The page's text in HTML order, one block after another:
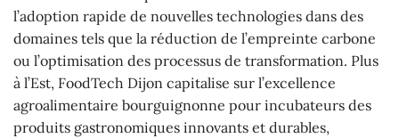
l’adoption rapide de nouvelles technologies dans des
domaines tels que la réduction de l’empreinte carbone
ou l’optimisation des processus de transformation. Plus
à l’Est, FoodTech Dijon capitalise sur l’excellence
agroalimentaire bourguignonne pour incubateurs des
produits gastronomiques innovants et durables,